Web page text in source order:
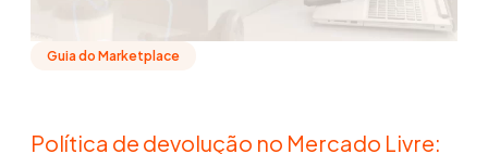
Guia do Marketplace
Política de devolução no Mercado Livre: